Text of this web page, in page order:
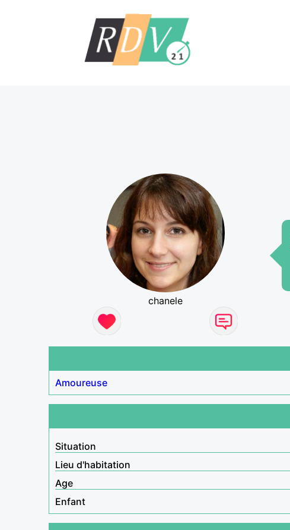
chanele
Amoureuse
Situation
Lieu d'habitation
Age
Enfant